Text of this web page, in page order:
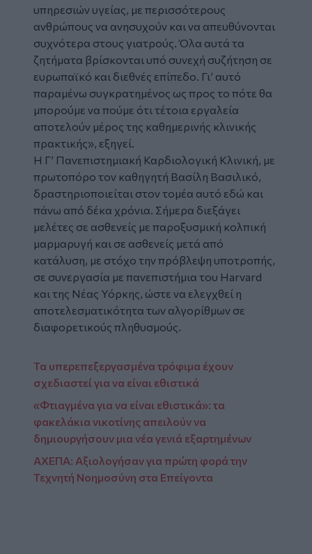
υπηρεσιών υγείας, με περισσότερους
ανθρώπους να ανησυχούν και να απευθύνονται
συχνότερα στους γιατρούς. Όλα αυτά τα
ζητήματα βρίσκονται υπό συνεχή συζήτηση σε
ευρωπαϊκό και διεθνές επίπεδο. Γι’ αυτό
παραμένω συγκρατημένος ως προς το πότε θα
μπορούμε να πούμε ότι τέτοια εργαλεία
αποτελούν μέρος της καθημερινής κλινικής
πρακτικής», εξηγεί.
Η Γ’ Πανεπιστημιακή Καρδιολογική Κλινική, με
πρωτοπόρο τον καθηγητή Βασίλη Βασιλικό,
δραστηριοποιείται στον τομέα αυτό εδώ και
πάνω από δέκα χρόνια. Σήμερα διεξάγει
μελέτες σε ασθενείς με παροξυσμική κολπική
μαρμαρυγή και σε ασθενείς μετά από
κατάλυση, με στόχο την πρόβλεψη υποτροπής,
σε συνεργασία με πανεπιστήμια του Harvard
και της Νέας Υόρκης, ώστε να ελεγχθεί η
αποτελεσματικότητα των αλγορίθμων σε
διαφορετικούς πληθυσμούς.
Τα υπερεπεξεργασμένα τρόφιμα έχουν
σχεδιαστεί για να είναι εθιστικά
«Φτιαγμένα για να είναι εθιστικά»: τα
φακελάκια νικοτίνης απειλούν να
δημιουργήσουν μια νέα γενιά εξαρτημένων
ΑΧΕΠΑ: Αξιολογήσαν για πρώτη φορά την
Τεχνητή Νοημοσύνη στα Επείγοντα